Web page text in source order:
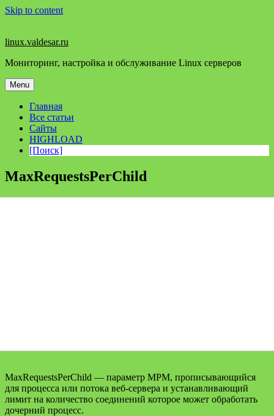
Skip to content
linux.valdesar.ru
Мониторинг, настройка и обслуживание Linux серверов
Menu
Главная
Все статьи
Сайты
HIGHLOAD
[Поиск]
MaxRequestsPerChild
MaxRequestsPerChild — параметр MPM, прописывающийся
для процесса или потока веб-сервера и устанавливающий
лимит на количество соединений которое может обработать
дочерний процесс.